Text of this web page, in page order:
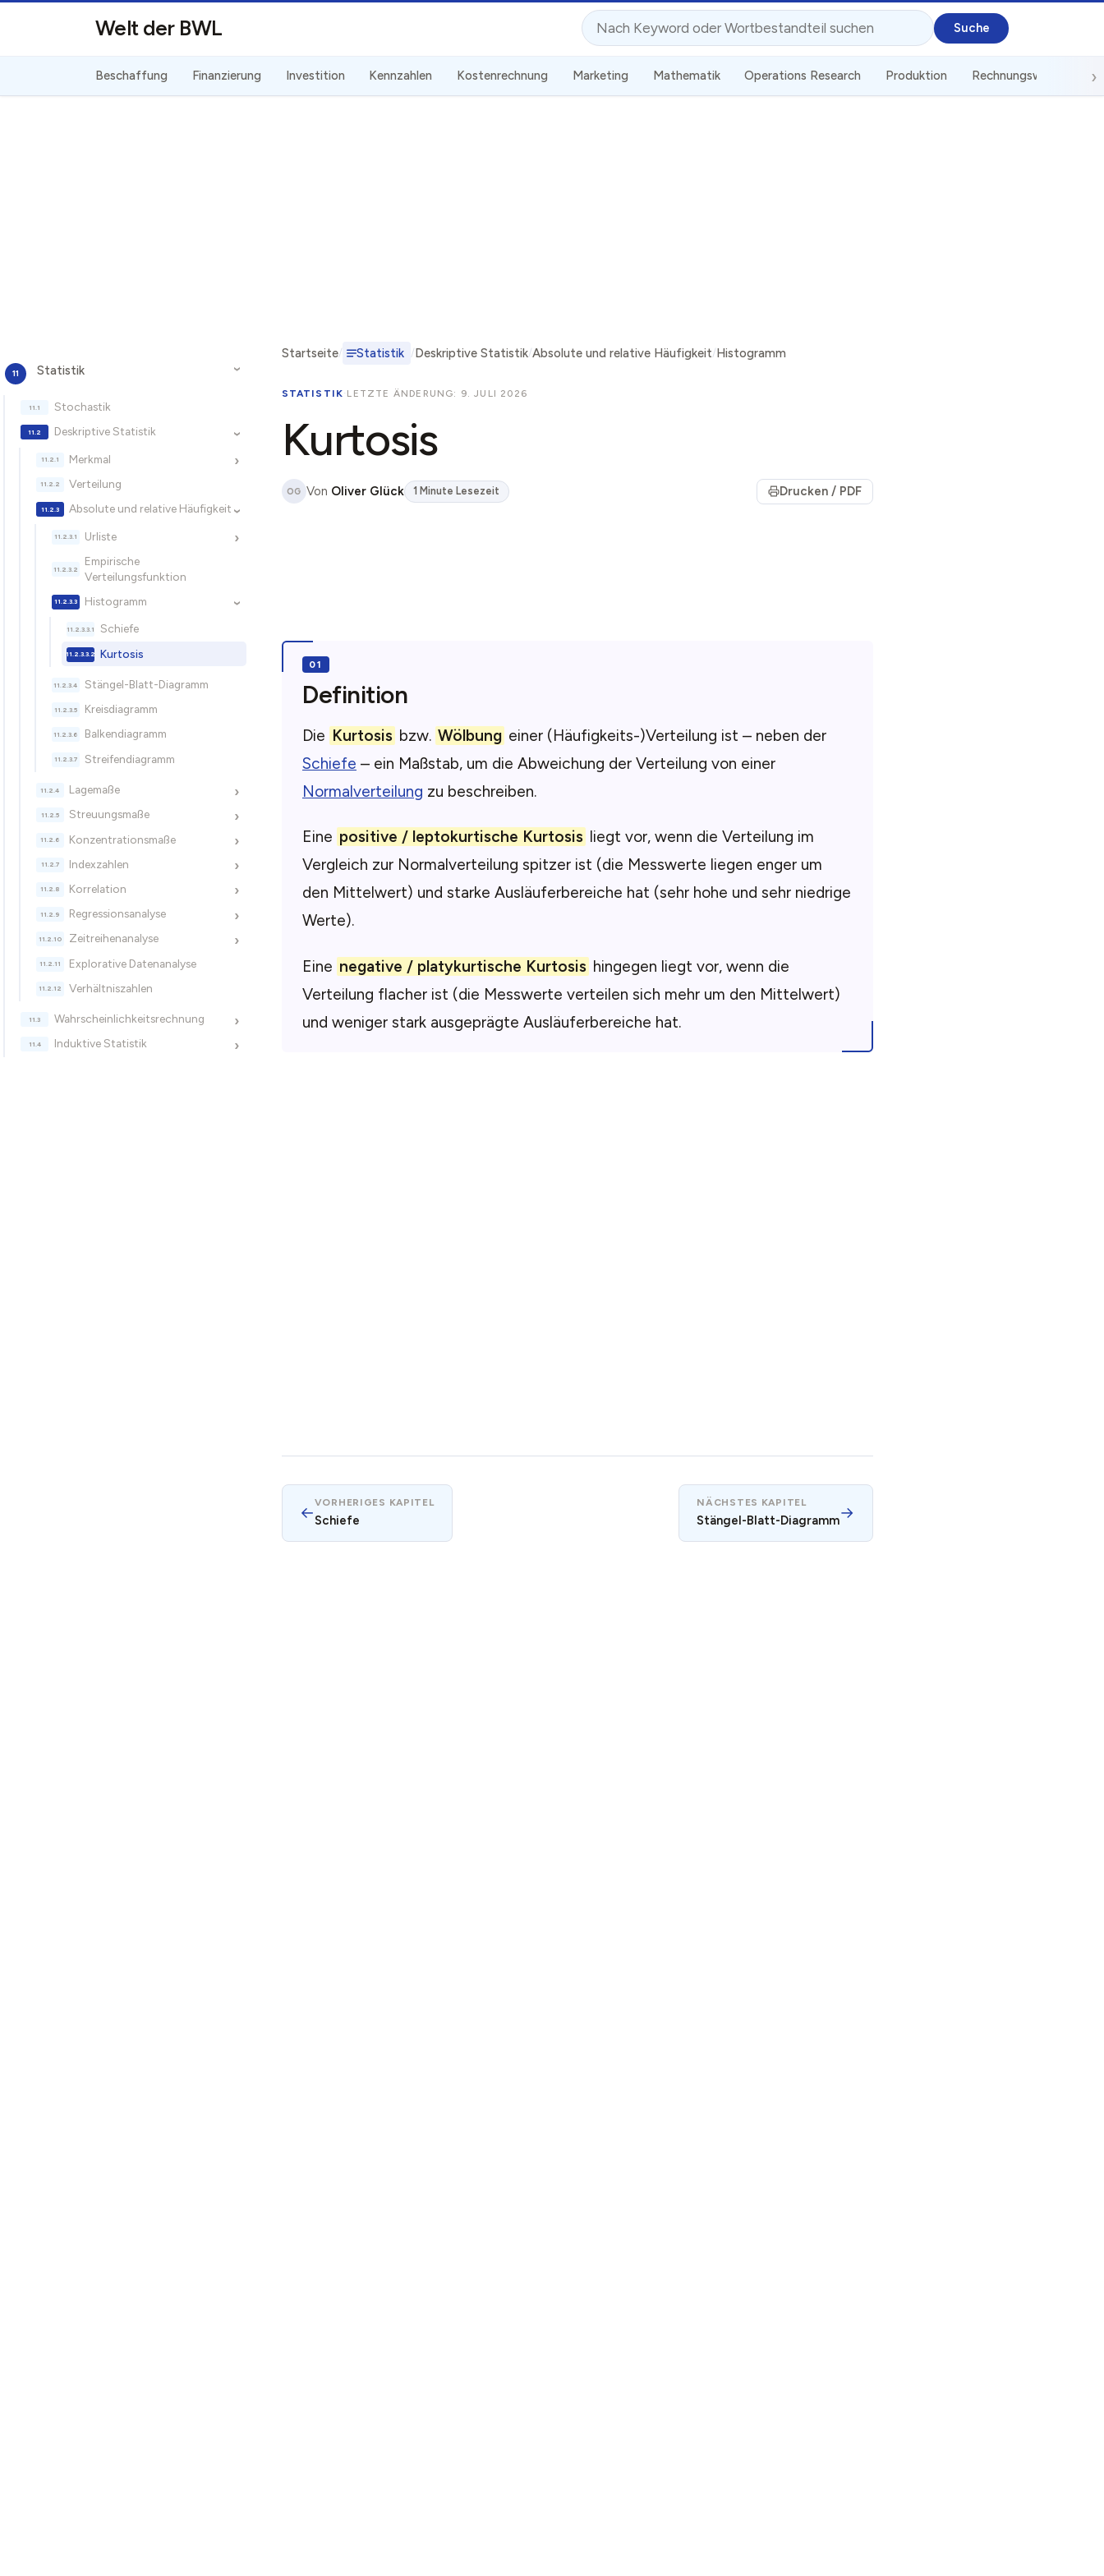
Welt der BWL Suche
Beschaffung Finanzierung Investition Kennzahlen Kostenrechnung Marketing Mathematik Operations Research Produktion Rechnungswesen
›
Statistik
Stochastik
›
Deskriptive Statistik
›
Merkmal
Verteilung
›
Absolute und relative Häufigkeit
›
Urliste
Empirische
Verteilungsfunktion
›
Histogramm
Schiefe
Kurtosis
Stängel-Blatt-Diagramm
Kreisdiagramm
Balkendiagramm
Streifendiagramm
›
Lagemaße
›
Streuungsmaße
›
Konzentrationsmaße
›
Indexzahlen
›
Korrelation
›
Regressionsanalyse
›
Zeitreihenanalyse
Explorative Datenanalyse
Verhältniszahlen
›
Wahrscheinlichkeitsrechnung
›
Induktive Statistik
Startseite Statistik Deskriptive Statistik Absolute und relative Häufigkeit Histogramm
STATISTIK· LETZTE ÄNDERUNG: 9. JULI 2026
Kurtosis
OG Von Oliver Glück 1 Minute Lesezeit Drucken / PDF
Definition
Die Kurtosis bzw. Wölbung einer (Häufigkeits-)Verteilung ist – neben der
Schiefe – ein Maßstab, um die Abweichung der Verteilung von einer
Normalverteilung zu beschreiben.
Eine positive / leptokurtische Kurtosis liegt vor, wenn die Verteilung im
Vergleich zur Normalverteilung spitzer ist (die Messwerte liegen enger um
den Mittelwert) und starke Ausläuferbereiche hat (sehr hohe und sehr niedrige
Werte).
Eine negative / platykurtische Kurtosis hingegen liegt vor, wenn die
Verteilung flacher ist (die Messwerte verteilen sich mehr um den Mittelwert)
und weniger stark ausgeprägte Ausläuferbereiche hat.
←
VORHERIGES KAPITEL
Schiefe
NÄCHSTES KAPITEL
Stängel-Blatt-Diagramm→